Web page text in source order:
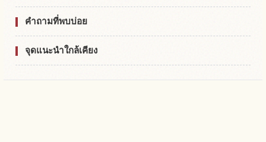
คำถามที่พบบ่อย
จุดแนะนำใกล้เคียง